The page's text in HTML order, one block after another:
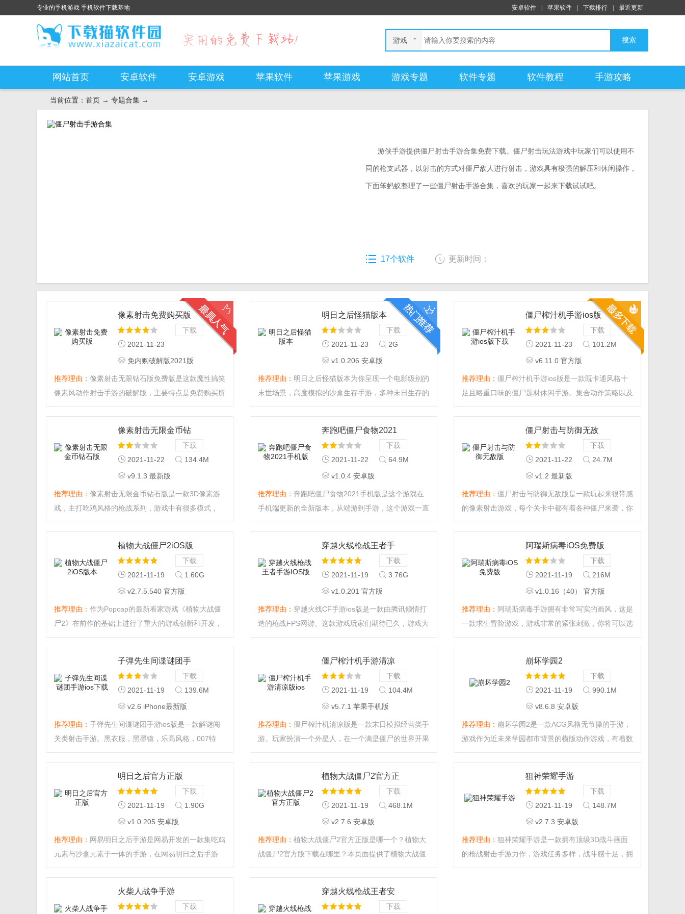
专业的手机游戏 手机软件下载基地 安卓软件 苹果软件 下载排行 最近更新
游戏 搜索
网站首页 安卓软件 安卓游戏 苹果软件 苹果游戏 游戏专题 软件专题 软件教程 手游攻略
当前位置： 首页 → 专题合集 →
游侠手游提供僵尸射击手游合集免费下载。僵尸射击玩法游戏中玩家们可以使用不
同的枪支武器，以射击的方式对僵尸敌人进行射击，游戏具有极强的解压和休闲操作，
下面笨蚂蚁整理了一些僵尸射击手游合集，喜欢的玩家一起来下载试试吧。
17个软件 更新时间：
下载
像素射击免费购买版
2021-11-23
131.0 MB
免内购破解版2021版
推荐理由： 像素射击无限钻石版免费版是这款魔性搞笑
像素风动作射击手游的破解版，主要特点是免费购买所
下载
明日之后怪猫版本
2021-11-23
2G
v1.0.206 安卓版
推荐理由： 明日之后怪猫版本为你呈现一个电影级别的
末世场景，高度模拟的沙盒生存手游，多种末日生存的
的求生之路上遇到，一切总会有办法解决。...
下载
僵尸榨汁机手游ios版
下载
2021-11-23
101.2M
v6.11.0 官方版
推荐理由： 僵尸榨汁机手游ios版是一款既卡通风格十
足且略重口味的僵尸题材休闲手游。集合动作策略以及
下载
像素射击无限金币钻
石版
2021-11-22
134.4M
v9.1.3 最新版
推荐理由： 像素射击无限金币钻石版是一款3D像素游
戏，主打吃鸡风格的枪战系列，游戏中有很多模式，
下载
奔跑吧僵尸食物2021
手机版
2021-11-22
64.9M
v1.0.4 安卓版
推荐理由： 奔跑吧僵尸食物2021手机版是这个游戏在
手机端更新的全新版本，从端游到手游，这个游戏一直
下载
僵尸射击与防御无敌
版
2021-11-22
24.7M
v1.2 最新版
推荐理由： 僵尸射击与防御无敌版是一款玩起来很带感
的像素射击游戏，每个关卡中都有着各种僵尸来袭，你
下载
植物大战僵尸2iOS版
本
2021-11-19
1.60G
v2.7.5.540 官方版
推荐理由： 作为Popcap的最新看家游戏《植物大战僵
尸2》在前作的基础上进行了重大的游戏创新和开发，
下载
穿越火线枪战王者手
游IOS版
2021-11-19
3.76G
v1.0.201 官方版
推荐理由： 穿越火线CF手游ios版是一款由腾讯倾情打
造的枪战FPS网游。这款游戏玩家们期待已久，游戏大
新的休闲模式，随时随地拿起手机射一发。...
下载
阿瑞斯病毒iOS免费版
2021-11-19
216M
v1.0.16（40） 官方版
推荐理由： 阿瑞斯病毒手游拥有非常写实的画风，这是
一款求生冒险游戏，游戏非常的紧张刺激，你将可以选
下载
子弹先生间谍谜团手
游ios下载
2021-11-19
139.6M
v2.6 iPhone最新版
推荐理由： 子弹先生间谍谜团手游ios版是一款解谜闯
关类射击手游。黑衣服，黑墨镜，乐高风格，007特
下载
僵尸榨汁机手游清凉
版ios
2021-11-19
104.4M
v5.7.1 苹果手机版
推荐理由： 僵尸榨汁机清凉版是一款末日模拟经营类手
游。玩家扮演一个外星人，在一个满是僵尸的世界开果
下载
崩坏学园2
2021-11-19
990.1M
v8.6.8 安卓版
推荐理由： 崩坏学园2是一款ACG风格无节操的手游，
游戏作为近未来学园都市背景的横版动作游戏，有着数
来陪人家玩，人家的节操就要溢出来了哦~！...
下载
明日之后官方正版
2021-11-19
1.90G
v1.0.205 安卓版
推荐理由： 网易明日之后手游是网易开发的一款集吃鸡
元素与沙盒元素于一体的手游，在网易明日之后手游
抗，可以说给了玩家全新的吃鸡体验，来吧，在网易明
日之后手游中体验全新的生存快感。...
下载
植物大战僵尸2官方正
版
2021-11-19
468.1M
v2.7.6 安卓版
推荐理由： 植物大战僵尸2官方正版是哪一个？植物大
战僵尸2官方版下载在哪里？本页面提供了植物大战僵
手都将会为你所用。更多不同的对战玩法，需要你不断
升级植物等级，获取更多阳光，才能赢得最终的胜
下载
狙神荣耀手游
2021-11-19
148.7M
v2.7.3 安卓版
推荐理由： 狙神荣耀手游是一款拥有顶级3D战斗画面
的枪战射击手游力作，游戏任务多样，战斗感十足，拥
下载
火柴人战争手游
下载
穿越火线枪战王者安
卓版